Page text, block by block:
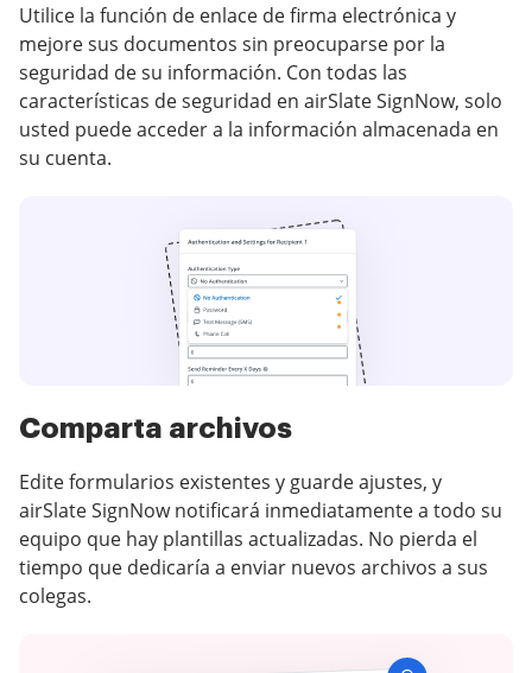
Utilice la función de enlace de firma electrónica y
mejore sus documentos sin preocuparse por la
seguridad de su información. Con todas las
características de seguridad en airSlate SignNow, solo
usted puede acceder a la información almacenada en
su cuenta.
Comparta archivos
Edite formularios existentes y guarde ajustes, y
airSlate SignNow notificará inmediatamente a todo su
equipo que hay plantillas actualizadas. No pierda el
tiempo que dedicaría a enviar nuevos archivos a sus
colegas.